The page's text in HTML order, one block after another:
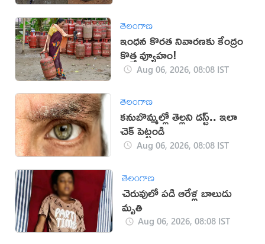
తెలంగాణ
ఇంధన కొరత నివారణకు కేంద్రం
కొత్త వ్యూహం!
Aug 06, 2026, 08:08 IST
తెలంగాణ
కనుబొమ్మల్లో తెల్లని డస్ట్.. ఇలా
చెక్ పెట్టండి
Aug 06, 2026, 08:08 IST
తెలంగాణ
చెరువులో పడి ఆరేళ్ల బాలుడు
మృతి
Aug 06, 2026, 08:08 IST